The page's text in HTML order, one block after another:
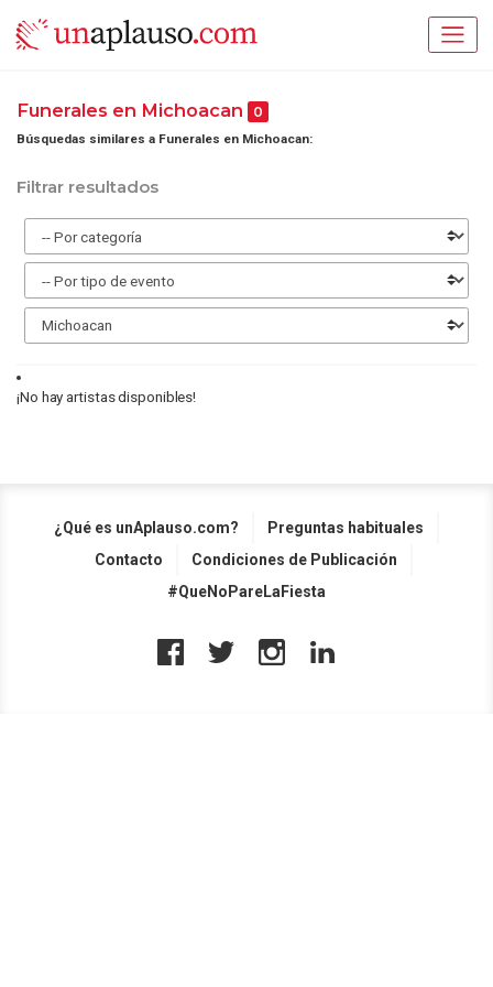
Funerales en Michoacan 0
Búsquedas similares a Funerales en Michoacan:
Filtrar resultados
¡No hay artistas disponibles!
¿Qué es unAplauso.com?
Preguntas habituales
Contacto
Condiciones de Publicación
#QueNoPareLaFiesta